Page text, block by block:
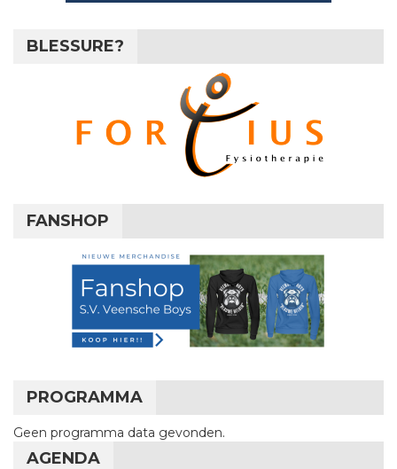
BLESSURE?
FANSHOP
PROGRAMMA
Geen programma data gevonden.
AGENDA